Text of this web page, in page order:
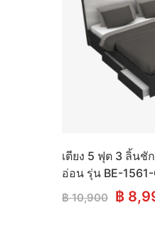
เตียง 5 ฟุต 3 ลิ้นชั
อ่อน รุ่น BE-1561-
฿10,900 ฿